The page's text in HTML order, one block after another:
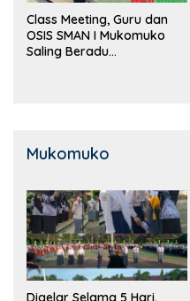
Class Meeting, Guru dan
OSIS SMAN I Mukomuko
Saling Beradu
Mukomuko